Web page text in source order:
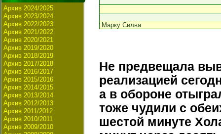
Архив 2024/2025
Архив 2023/2024
Архив 2022/2023
Архив 2021/2022
Архив 2020/2021
Архив 2019/2020
Архив 2018/2019
Архив 2017/2018
Архив 2016/2017
Архив 2015/2016
Архив 2014/2015
Архив 2013/2014
Архив 2012/2013
Архив 2011/2012
Архив 2010/2011
Архив 2009/2010
Марку Силва
Не предвещала
реализацией
а в обороне
тоже чудили с
шестой минуте